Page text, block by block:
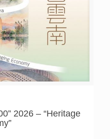
單志廣強調仍是以人為
北京建設全球首個「車路雲
車輛、道路基礎設施和雲端
亦啟動「數字應急」平台，
前應急響應速度提升
，令城市更安全宜居。他亦
用智慧聯動，如老師更容易
療和家居方面，AI輔助診
等惠及在家病人。 機器人
苗，在講堂上生動介紹了
Artificial
智慧融入物理實體，使其
體」，實現感知、認知、
2026 – “Heritage